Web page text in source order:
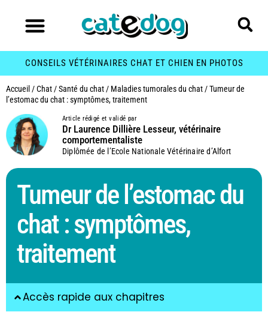
CONSEILS VÉTÉRINAIRES CHAT ET CHIEN EN PHOTOS
Accueil /Chat /Santé du chat / Maladies tumorales du chat /Tumeur de
l’estomac du chat : symptômes, traitement
Article rédigé et validé par
Dr Laurence Dillière Lesseur, vétérinaire
comportementaliste
Diplômée de l’Ecole Nationale Vétérinaire d’Alfort
Tumeur de l’estomac du
chat : symptômes,
traitement
Accès rapide aux chapitres